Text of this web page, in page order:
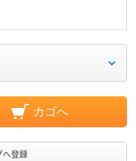
カゴへ
へ登録